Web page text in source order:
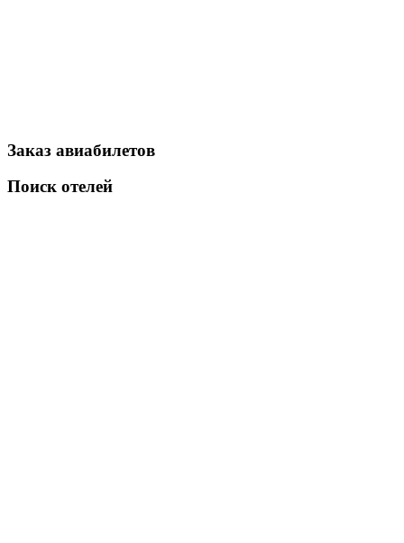
Заказ авиабилетов
Поиск отелей